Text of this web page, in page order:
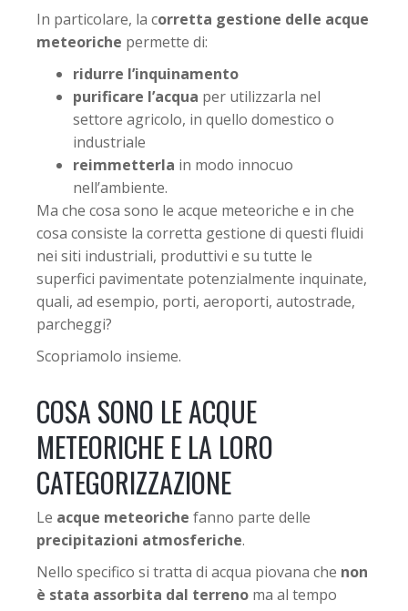
In particolare, la corretta gestione delle acque
meteoriche permette di:
ridurre l’inquinamento
purificare l’acqua per utilizzarla nel
settore agricolo, in quello domestico o
industriale
reimmetterla in modo innocuo
nell’ambiente.
Ma che cosa sono le acque meteoriche e in che
cosa consiste la corretta gestione di questi fluidi
nei siti industriali, produttivi e su tutte le
superfici pavimentate potenzialmente inquinate,
quali, ad esempio, porti, aeroporti, autostrade,
parcheggi?
Scopriamolo insieme.
COSA SONO LE ACQUE
METEORICHE E LA LORO
CATEGORIZZAZIONE
Le acque meteoriche fanno parte delle
precipitazioni atmosferiche.
Nello specifico si tratta di acqua piovana che non
è stata assorbita dal terreno ma al tempo